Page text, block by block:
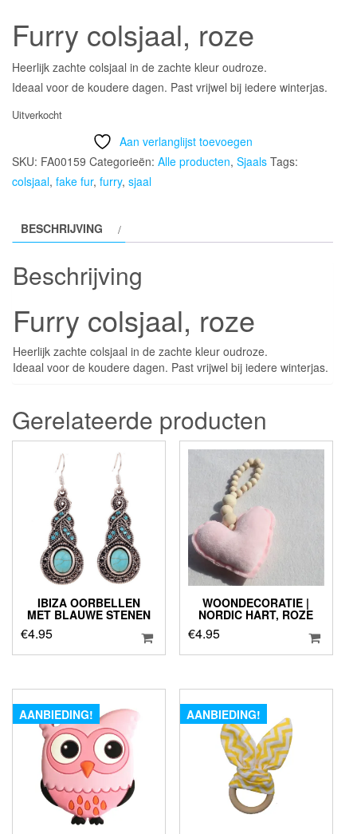
Furry colsjaal, roze
Heerlijk zachte colsjaal in de zachte kleur oudroze.
Ideaal voor de koudere dagen. Past vrijwel bij iedere winterjas.
Uitverkocht
Aan verlanglijst toevoegen
SKU: FA00159 Categorieën: Alle producten, Sjaals Tags:
colsjaal, fake fur, furry, sjaal
BESCHRIJVING
Beschrijving
Furry colsjaal, roze
Heerlijk zachte colsjaal in de zachte kleur oudroze.
Ideaal voor de koudere dagen. Past vrijwel bij iedere winterjas.
Gerelateerde producten
IBIZA OORBELLEN
MET BLAUWE STENEN
€4.95
WOONDECORATIE |
NORDIC HART, ROZE
€4.95
AANBIEDING! AANBIEDING!